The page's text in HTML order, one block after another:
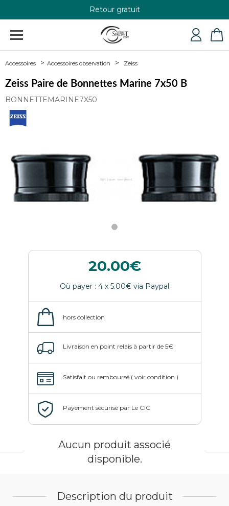
Retour gratuit
+33 4 79 24 76 84
Accessoires Accessoires observation Zeiss
Zeiss Paire de Bonnettes Marine 7x50 B
BONNETTEMARINE7X50
20.00
Description du produit
Aucun produit associé
disponible.